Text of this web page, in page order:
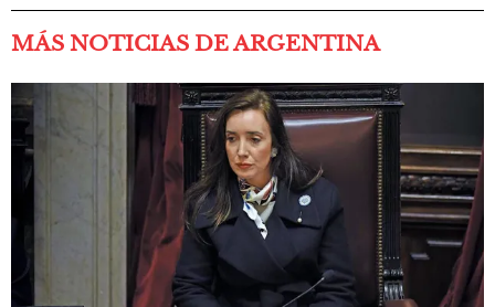
MÁS NOTICIAS DE ARGENTINA